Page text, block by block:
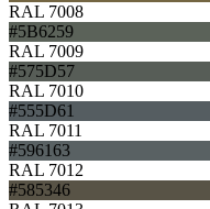
RAL 7008
#5B6259
RAL 7009
#575D57
RAL 7010
#555D61
RAL 7011
#596163
RAL 7012
#585346